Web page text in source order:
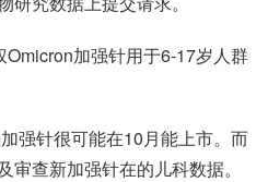
加强针用于6-17岁人群
强针很可能在10月能上市。而
查新加强针在的儿科数据。